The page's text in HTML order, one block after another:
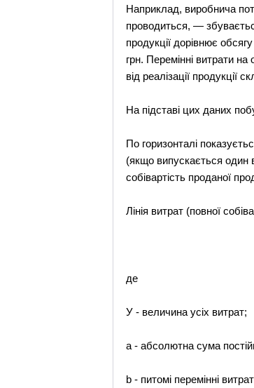
Наприклад, виробнича
проводиться, —
продукції дорівнює
грн. Перемінні витрати
від реалізації продукції
На підставі цих даних
По горизонталі
(якщо випускається один
собівартість проданої
Лінія витрат (повної
де
У - величина усіх витрат;
а - абсолютна сума
b - питомі перемінні